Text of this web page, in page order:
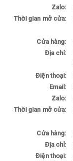
Zalo:
Thời gian mở cửa:
Cửa hàng:
Địa chỉ:
Điện thoại:
Email:
Zalo:
Thời gian mở cửa:
Cửa hàng:
Địa chỉ:
Điện thoại: